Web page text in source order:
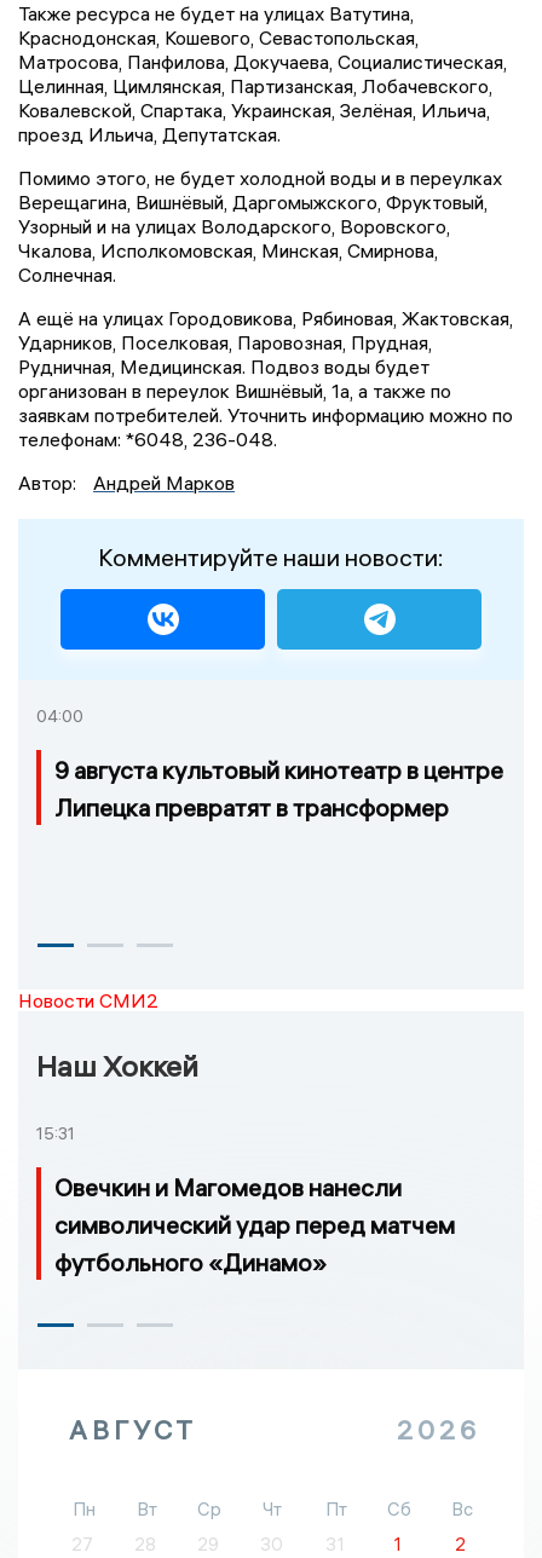
Также ресурса не будет на улицах Ватутина,
Краснодонская, Кошевого, Севастопольская,
Матросова, Панфилова, Докучаева, Социалистическая,
Целинная, Цимлянская, Партизанская, Лобачевского,
Ковалевской, Спартака, Украинская, Зелёная, Ильича,
проезд Ильича, Депутатская.
Помимо этого, не будет холодной воды и в переулках
Верещагина, Вишнёвый, Даргомыжского, Фруктовый,
Узорный и на улицах Володарского, Воровского,
Чкалова, Исполкомовская, Минская, Смирнова,
Солнечная.
А ещё на улицах Городовикова, Рябиновая, Жактовская,
Ударников, Поселковая, Паровозная, Прудная,
Рудничная, Медицинская. Подвоз воды будет
организован в переулок Вишнёвый, 1а, а также по
заявкам потребителей. Уточнить информацию можно по
телефонам: *6048, 236-048.
Автор:
Андрей Марков
Комментируйте наши новости:
04:00
9 августа культовый кинотеатр в центре
Липецка превратят в трансформер
Новости СМИ2
Наш Хоккей
15:31
Овечкин и Магомедов нанесли
символический удар перед матчем
футбольного «Динамо»
АВГУСТ 2026
Пн Вт Ср Чт Пт Сб
Вс
27
28 29 30 31 1
2